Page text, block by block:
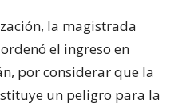
la magistrada
ordenó el ingreso en
por considerar que la
un peligro para la